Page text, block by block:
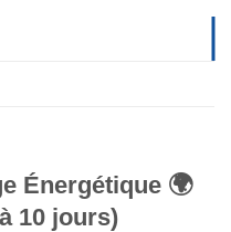
Énergétique 🌍
10 jours)